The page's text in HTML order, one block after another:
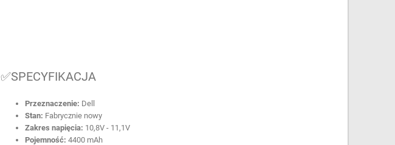
✅SPECYFIKACJA
Przeznaczenie: Dell
Stan: Fabrycznie nowy
Zakres napięcia: 10,8V - 11,1V
Pojemność: 4400 mAh